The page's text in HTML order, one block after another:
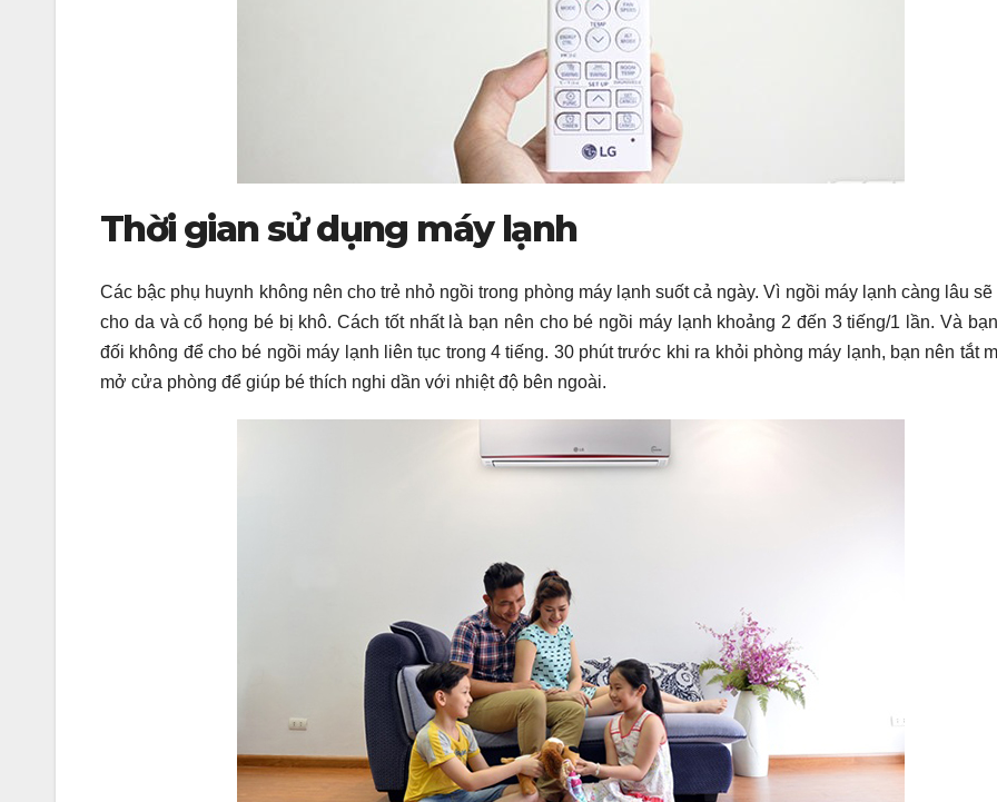
Thời gian sử dụng máy lạnh
Các bậc phụ huynh không nên cho trẻ nhỏ ngồi trong phòng máy lạnh suốt cả ngày. Vì ngồi máy lạnh càng lâu sẽ
cho da và cổ họng bé bị khô. Cách tốt nhất là bạn nên cho bé ngồi máy lạnh khoảng 2 đến 3 tiếng/1 lần. Và
đối không để cho bé ngồi máy lạnh liên tục trong 4 tiếng. 30 phút trước khi ra khỏi phòng máy lạnh, bạn nên tắt
mở cửa phòng để giúp bé thích nghi dần với nhiệt độ bên ngoài.